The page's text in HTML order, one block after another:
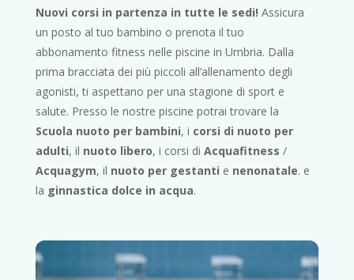
Nuovi corsi in partenza in tutte le sedi! Assicura
un posto al tuo bambino o prenota il tuo
abbonamento fitness nelle piscine in Umbria. Dalla
prima bracciata dei più piccoli all’allenamento degli
agonisti, ti aspettano per una stagione di sport e
salute. Presso le nostre piscine potrai trovare la
Scuola nuoto per bambini, i corsi di nuoto per
adulti, il nuoto libero, i corsi di Acquafitness /
Acquagym, il nuoto per gestanti e nenonatale. e
la ginnastica dolce in acqua.